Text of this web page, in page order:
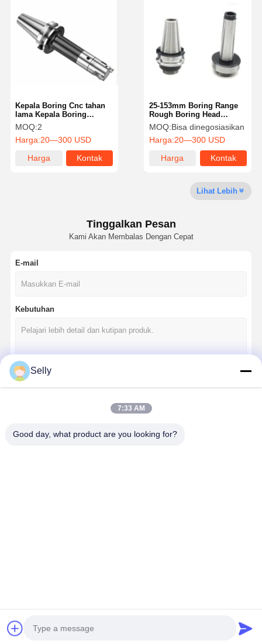
Kontrol
Hubungi
Berita Kasus
Bor karbida padat
Mata Bor Senapan
Pengeboran BTA
Pengeboran ujung yang bisa ditukar
Pabrik Akhir Radius Sudut
25-153mm Boring Range
Rough Boring Head
Presisi tinggi dengan
konstruksi yang dapat
disesuaikan
MOQ:Bisa dinegosiasikan
Harga:20—300 USD
Harga
Kontak
Kepala Boring Cnc tahan
lama Kepala Boring
Disesuaikan Untuk
Aplikasi Industri
MOQ:2
Harga:20—300 USD
Harga
Kontak
Lihat Lebih
Tinggalkan Pesan
Kami Akan Membalas Dengan Cepat
E-mail
Kebutuhan
Lianchuang Hewo Precision Tools Co., Ltd. All Rights Reserved.
Selly
7:33 AM
Good day, what product are you looking for?